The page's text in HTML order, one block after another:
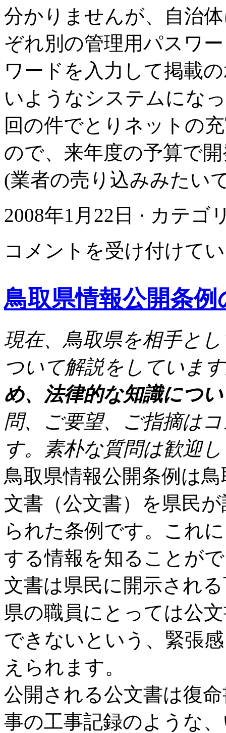
分かりませんが、自治
ぞれ別の管理用パスワ
ワードを入力して掲載
いようなシステムにな
回の件でとりネットの
ので、来年度の予算で
(業者の売り込みみたい
2008年1月22日 · カテゴ
ム
ペ
(と
り
ッ
か
ら
個
人
情
報
流
は
コメントを受け付けて
鳥取県情報公開条例
現在、鳥取県を相手と
ついて解説をしていま
め、法律的な知識につ
問、ご要望、ご指摘は
す。素朴な質問は歓迎
鳥取県情報公開条例は
文書（公文書）を県民
られた条例です。これ
する情報を知ることが
文書は県民に開示され
県の職員にとっては公
できないという、緊張
えられます。
公開される公文書は復
事の工事記録のような